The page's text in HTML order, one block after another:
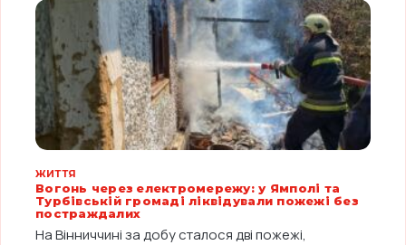
ЖИТТЯ
Вогонь через електромережу: у Ямполі та
Турбівській громаді ліквідували пожежі без
постраждалих
На Вінниччині за добу сталося дві пожежі,